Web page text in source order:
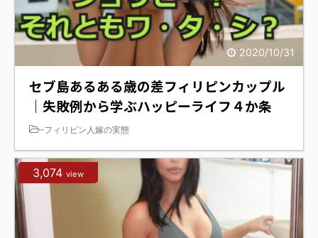
2020/10/31
セブ島あるある歳の差フィリピンカップル
｜失敗例から学ぶハッピーライフ４か条
-フィリピン人嫁の実態
3,074 view